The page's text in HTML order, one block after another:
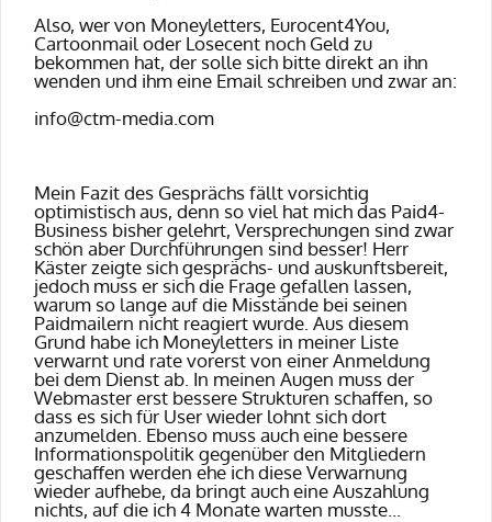
Also, wer von Moneyletters, Eurocent4You,
Cartoonmail oder Losecent noch Geld zu
bekommen hat, der solle sich bitte direkt an ihn
wenden und ihm eine Email schreiben und zwar an:
info@ctm-media.com
Mein Fazit des Gesprächs fällt vorsichtig
optimistisch aus, denn so viel hat mich das Paid4-
Business bisher gelehrt, Versprechungen sind zwar
schön aber Durchführungen sind besser! Herr
Käster zeigte sich gesprächs- und auskunftsbereit,
jedoch muss er sich die Frage gefallen lassen,
warum so lange auf die Misstände bei seinen
Paidmailern nicht reagiert wurde. Aus diesem
Grund habe ich Moneyletters in meiner Liste
verwarnt und rate vorerst von einer Anmeldung
bei dem Dienst ab. In meinen Augen muss der
Webmaster erst bessere Strukturen schaffen, so
dass es sich für User wieder lohnt sich dort
anzumelden. Ebenso muss auch eine bessere
Informationspolitik gegenüber den Mitgliedern
geschaffen werden ehe ich diese Verwarnung
wieder aufhebe, da bringt auch eine Auszahlung
nichts, auf die ich 4 Monate warten musste...